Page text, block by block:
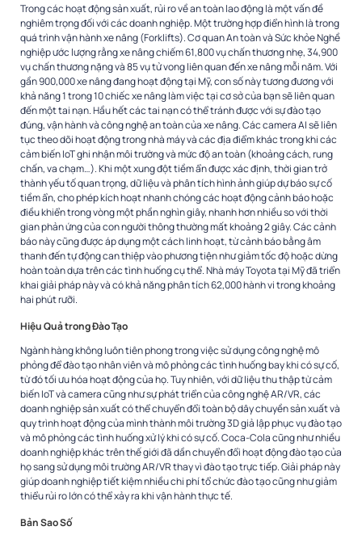
Trong các hoạt động sản xuất, rủi ro về an toàn lao động là một vấn đề
nghiêm trọng đối với các doanh nghiệp. Một trường hợp điển hình là trong
quá trình vận hành xe nâng (Forklifts). Cơ quan An toàn và Sức khỏe Nghề
nghiệp ước lượng rằng xe nâng chiếm 61,800 vụ chấn thương nhẹ, 34,900
vụ chấn thương nặng và 85 vụ tử vong liên quan đến xe nâng mỗi năm. Với
gần 900,000 xe nâng đang hoạt động tại Mỹ, con số này tương đương với
khả năng 1 trong 10 chiếc xe nâng làm việc tại cơ sở của bạn sẽ liên quan
đến một tai nạn. Hầu hết các tai nạn có thể tránh được với sự đào tạo
đúng, vận hành và công nghệ an toàn của xe nâng. Các camera AI sẽ liên
tục theo dõi hoạt động trong nhà máy và các địa điểm khác trong khi các
cảm biến IoT ghi nhận môi trường và mức độ an toàn (khoảng cách, rung
chấn, va chạm…). Khi một xung đột tiềm ẩn được xác định, thời gian trở
thành yếu tố quan trọng, dữ liệu và phân tích hình ảnh giúp dự báo sự cố
tiềm ẩn, cho phép kích hoạt nhanh chóng các hoạt động cảnh báo hoặc
điều khiển trong vòng một phần nghìn giây, nhanh hơn nhiều so với thời
gian phản ứng của con người thông thường mất khoảng 2 giây. Các cảnh
báo này cũng được áp dụng một cách linh hoạt, từ cảnh báo bằng âm
thanh đến tự động can thiệp vào phương tiện như giảm tốc độ hoặc dừng
hoàn toàn dựa trên các tình huống cụ thể. Nhà máy Toyota tại Mỹ đã triển
khai giải pháp này và có khả năng phân tích 62,000 hành vi trong khoảng
hai phút rưỡi.
Hiệu Quả trong Đào Tạo
Ngành hàng không luôn tiên phong trong việc sử dụng công nghệ mô
phỏng để đào tạo nhân viên và mô phỏng các tình huống bay khi có sự cố,
từ đó tối ưu hóa hoạt động của họ. Tuy nhiên, với dữ liệu thu thập từ cảm
biến IoT và camera cũng như sự phát triển của công nghệ AR/VR, các
doanh nghiệp sản xuất có thể chuyển đổi toàn bộ dây chuyền sản xuất và
quy trình hoạt động của mình thành môi trường 3D giả lập phục vụ đào tạo
và mô phỏng các tình huống xử lý khi có sự cố. Coca-Cola cũng như nhiều
doanh nghiệp khác trên thế giới đã dần chuyển đổi hoạt động đào tạo của
họ sang sử dụng môi trường AR/VR thay vì đào tạo trực tiếp. Giải pháp này
giúp doanh nghiệp tiết kiệm nhiều chi phí tổ chức đào tạo cũng như giảm
thiểu rủi ro lớn có thể xảy ra khi vận hành thực tế.
Bản Sao Số